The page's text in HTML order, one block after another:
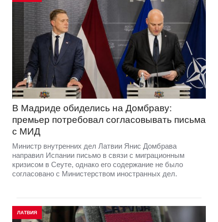
В Мадриде обиделись на Домбраву:
премьер потребовал согласовывать письма
с МИД
Министр внутренних дел Латвии Янис Домбрава
направил Испании письмо в связи с миграционным
кризисом в Сеуте, однако его содержание не было
согласовано с Министерством иностранных дел.
ЛАТВИЯ